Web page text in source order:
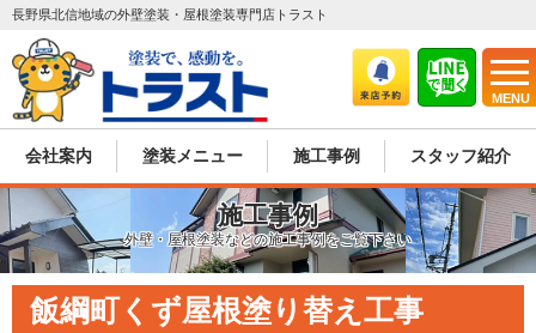
MENU
長野県北信地域の外壁塗装・屋根塗装専門店トラスト
会社案内 塗装メニュー 施工事例 スタッフ紹介
施工事例
外壁・屋根塗装などの施工事例をご覧下さい
飯綱町くず屋根塗り替え工事